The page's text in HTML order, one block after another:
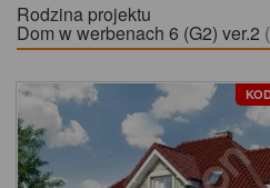
Rodzina projektu
Dom w werbenach 6 (G2) ver.2